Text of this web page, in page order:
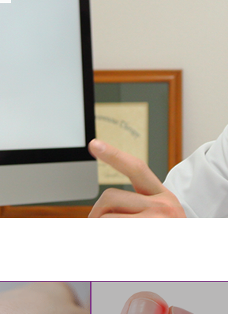
午後〜1/4まで休診です）
せ
護師・療法士募集のお知らせ（7/18